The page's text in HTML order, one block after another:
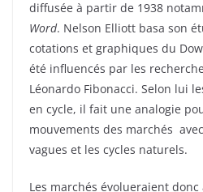
diffusée à partir de 1938
Word. Nelson Elliott basa son
cotations et graphiques du
été influencés par les
Léonardo Fibonacci. Selon lui
en cycle, il fait une analogie
mouvements des marchés
vagues et les cycles naturels.
Les marchés évolueraient